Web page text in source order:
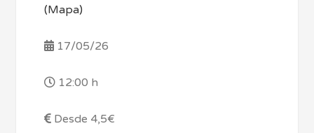
(Mapa)
17/05/26
12:00 h
Desde 4,5€